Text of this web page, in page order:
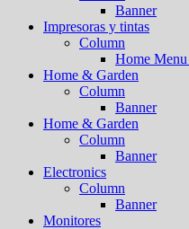
Banner
Impresoras y tintas
Column
Home
Home & Garden
Column
Banner
Home & Garden
Column
Banner
Electronics
Column
Banner
Monitores